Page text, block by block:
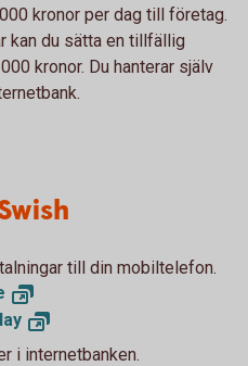
kronor per dag till företag.
kan du sätta en tillfällig
kronor. Du hanterar själv
till din mobiltelefon.
i internetbanken.